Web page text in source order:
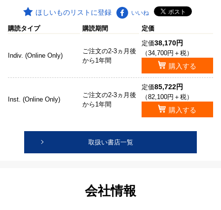
ほしいものリストに登録 いいね
購読タイプ 購読期間 定価
Indiv. (Online Only)
ご注文の2-3ヵ月後
から1年間
定価38,170円
（34,700円＋税）
購入する
Inst. (Online Only)
ご注文の2-3ヵ月後
から1年間
定価85,722円
（82,100円＋税）
購入する
取扱い書店一覧
会社情報